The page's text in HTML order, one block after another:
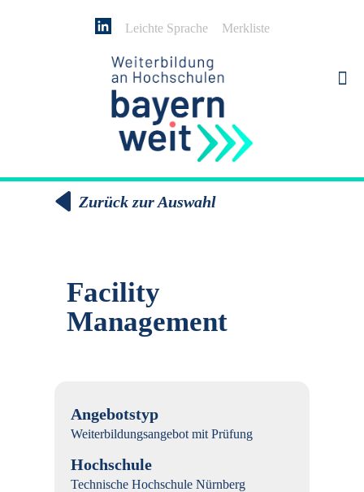
Leichte Sprache Merkliste
Zurück zur Auswahl
Facility
Management
Angebotstyp
Weiterbildungsangebot mit Prüfung
Hochschule
Technische Hochschule Nürnberg